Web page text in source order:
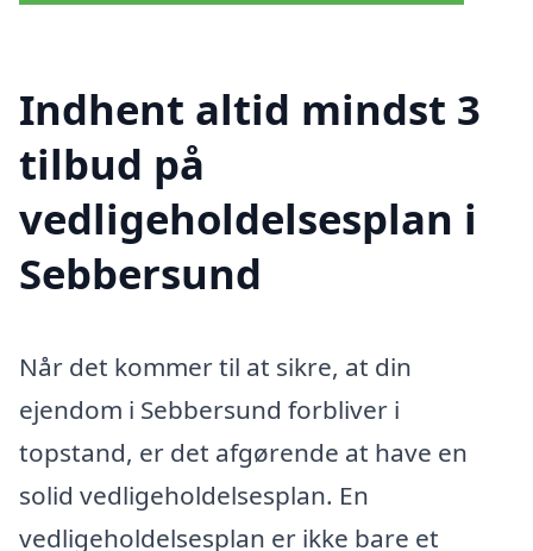
Indhent altid mindst 3
tilbud på
vedligeholdelsesplan i
Sebbersund
Når det kommer til at sikre, at din
ejendom i Sebbersund forbliver i
topstand, er det afgørende at have en
solid vedligeholdelsesplan. En
vedligeholdelsesplan er ikke bare et